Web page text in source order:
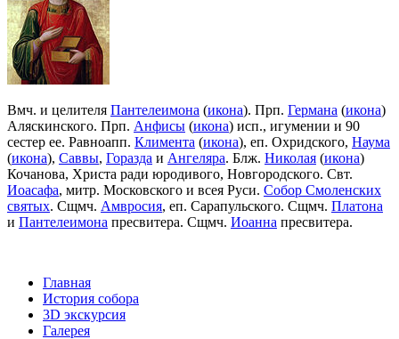
Вмч. и целителя Пантелеимона (икона). Прп. Германа (икона)
Аляскинского. Прп. Анфисы (икона) исп., игумении и 90
сестер ее. Равноапп. Климента (икона), еп. Охридского, Наума
(икона), Саввы, Горазда и Ангеляра. Блж. Николая (икона)
Кочанова, Христа ради юродивого, Новгородского. Свт.
Иоасафа, митр. Московского и всея Руси. Собор Смоленских
святых. Сщмч. Амвросия, еп. Сарапульского. Сщмч. Платона
и Пантелеимона пресвитера. Сщмч. Иоанна пресвитера.
Главная
История собора
3D экскурсия
Галерея